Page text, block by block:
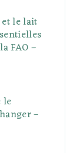
le lait
FAO –
le
–